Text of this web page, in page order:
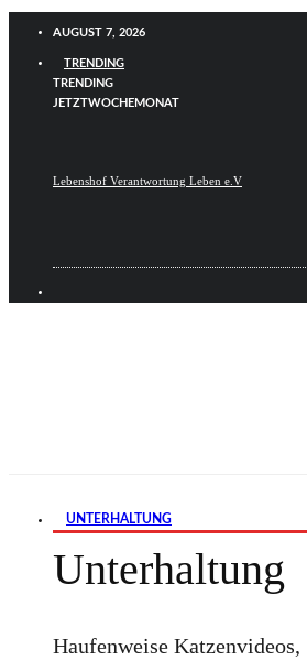
AUGUST 7, 2026
TRENDING
TRENDING
JETZTWOCHEMONAT
Lebenshof Verantwortung Leben e.V
UNTERHALTUNG
Unterhaltung
Haufenweise